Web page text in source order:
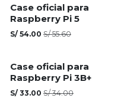
Case oficial para
Raspberry Pi 5
S/ 54.00 S/55.60
Case oficial para
Raspberry Pi 3B+
S/ 33.00 S/34.00